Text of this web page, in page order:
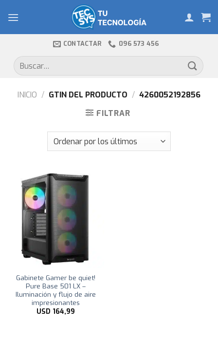
CONTACTAR 096 573 456
Buscar
por:
INICIO / GTIN DEL PRODUCTO / 4260052192856
FILTRAR
Gabinete Gamer be quiet!
Pure Base 501 LX –
Iluminación y flujo de aire
impresionantes
USD 164,99